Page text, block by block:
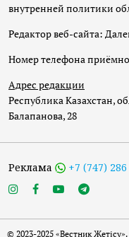
внутренней политики
Редактор веб-сайта:
Номер телефона
Адрес редакции
Республика Казахстан,
Балапанова, 28
Реклама +7 (747) 286
© 2023-2025 «Вестник